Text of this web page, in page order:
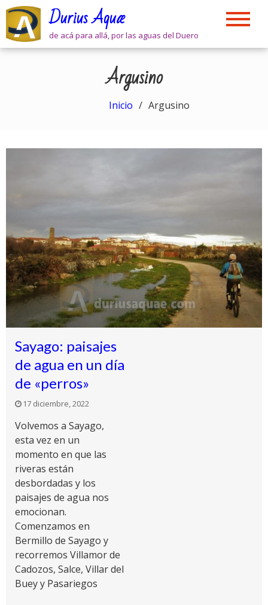
Skip
content
Durius Aquæ
de acá para allá, por las aguas del Duero
Argusino
Inicio Argusino
Sayago: paisajes
de agua en un día
de «perros»
17 diciembre, 2022
Volvemos a Sayago,
esta vez en un
momento en que las
riveras están
desbordadas y los
paisajes de agua nos
emocionan.
Comenzamos en
Bermillo de Sayago y
recorremos Villamor de
Cadozos, Salce, Villar del
Buey y Pasariegos